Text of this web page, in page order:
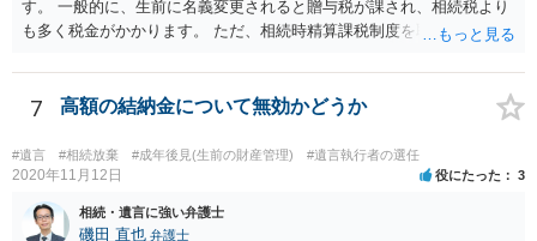
す。 一般的に、生前に名義変更されると贈与税が課され、相続税より
も多く税金がかかります。 ただ、相続時精算課税制度を取れば、実質
ういう場合にどれくらい税金がかかるか計算してもらって どういう方
針を取るか決められたらよいと思います。
7 高額の結納金について無効かどうか
#遺言 #相続放棄 #成年後見(生前の財産管理) #遺言執行者の選任
2020年11月12日 役にたった 3
相続・遺言に強い弁護士
磯田 直也 弁護士